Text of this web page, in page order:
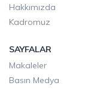
Hakkımızda
Kadromuz
SAYFALAR
Makaleler
Basın Medya